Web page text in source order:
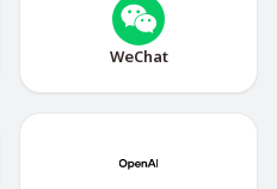
WeChat